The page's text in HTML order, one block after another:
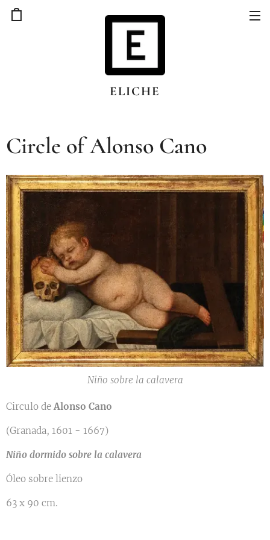
ELICHE
Circle of Alonso Cano
Niño sobre la calavera
Circulo de Alonso Cano
(Granada, 1601 - 1667)
Niño dormido sobre la calavera
Óleo sobre lienzo
63 x 90 cm.